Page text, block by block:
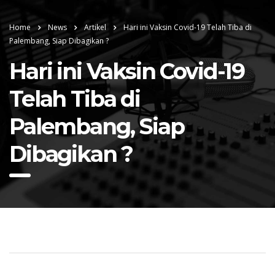
Home News Artikel
Hari ini Vaksin Covid-19 Telah Tiba di
Palembang, Siap Dibagikan ?
Hari ini Vaksin Covid-19
Telah Tiba di
Palembang, Siap
Dibagikan ?